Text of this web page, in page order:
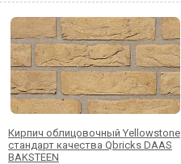
Кирпич облицовочный Yellowstone
стандарт качества Qbricks DAAS
BAKSTEEN